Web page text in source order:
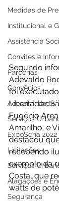
Medidas de
Institucional e
Assistência
Convites e
Parcerias
Convênios
Acessibilidade
Serviços
ExpoSena 2022
Licitações
Serviços
Alagações e
Segurança
Segundo
Adevaldo
foi
Libertador,
Eugênio
Amarilho, e
destacou
recebendo
exemplo da
Costa, que
watts de